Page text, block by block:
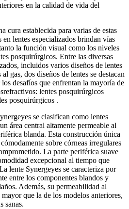
en la calidad de vida del
cura establecida para varias de estas
lentes especializados brindan vías
la función visual como los niveles
posquirúrgicos. Entre las diversas
incluidos varios diseños de lentes
gas, dos diseños de lentes se destacan
desafíos que enfrentan la mayoría de
lentes posquirúrgicos
posquirúrgicos .
se clasifican como lentes
área central altamente permeable al
blanda. Esta construcción única
sobre córneas irregulares
La parte periférica suave
excepcional al tiempo que
lente Synergeyes se caracteriza por
entre los componentes blandos y
Además, su permeabilidad al
que la de los modelos anteriores,
sanas.